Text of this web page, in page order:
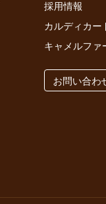
採用情報
カルディカー
キャメルファ
お問い合わ